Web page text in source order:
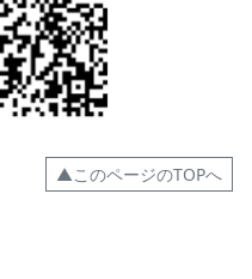
▲このページのTOPへ